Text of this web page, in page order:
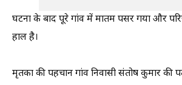
घटना के बाद पूरे गांव में मातम पसर गया और
हाल है।
मृतका की पहचान गांव निवासी संतोष कुमार की